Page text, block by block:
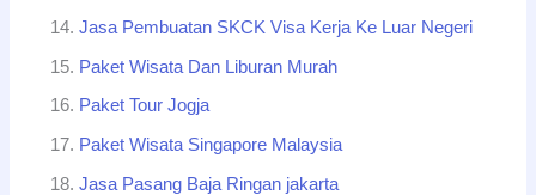
Jasa Pembuatan SKCK Visa Kerja Ke Luar Negeri
Paket Wisata Dan Liburan Murah
Paket Tour Jogja
Paket Wisata Singapore Malaysia
Jasa Pasang Baja Ringan jakarta